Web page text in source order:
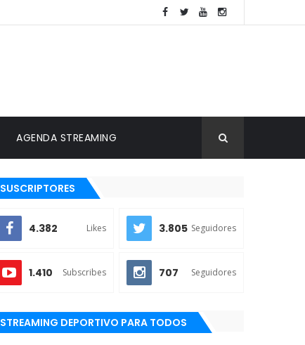
AGENDA STREAMING
SUSCRIPTORES
4.382 Likes 3.805 Seguidores
1.410 Subscribes 707 Seguidores
STREAMING DEPORTIVO PARA TODOS